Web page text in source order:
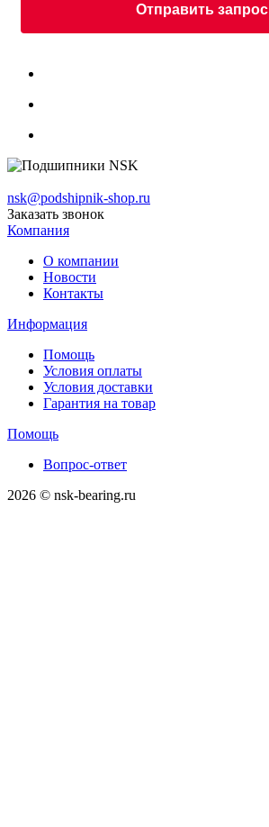
Отправить запрос
nsk@podshipnik-shop.ru
Заказать звонок
Компания
О компании
Новости
Контакты
Информация
Помощь
Условия оплаты
Условия доставки
Гарантия на товар
Помощь
Вопрос-ответ
2026 © nsk-bearing.ru